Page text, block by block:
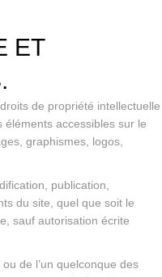
ET
de propriété intellectuelle
éléments accessibles sur le
graphismes, logos,
publication,
du site, quel que soit le
sauf autorisation écrite
de l’un quelconque des